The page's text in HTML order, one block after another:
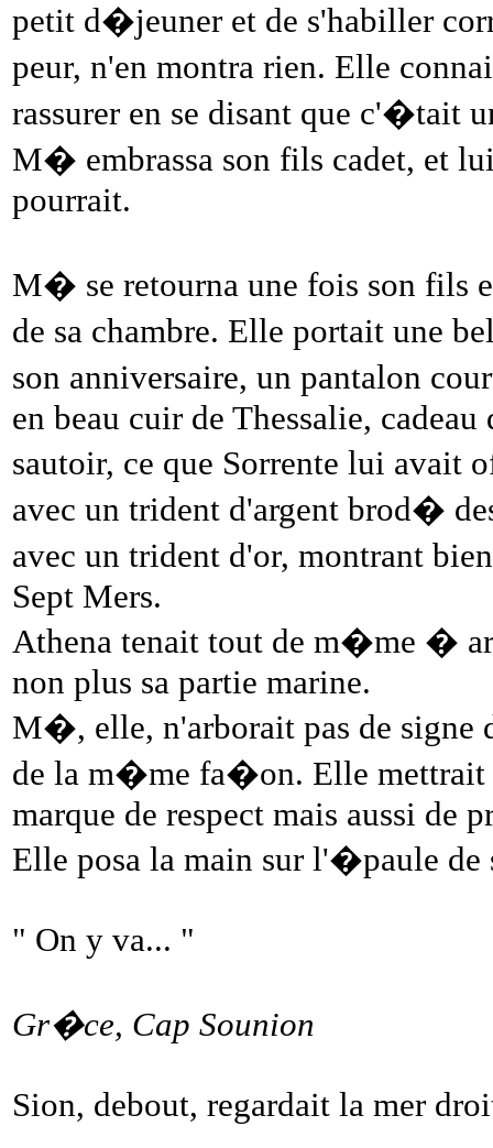
petit d�jeuner et de s'habiller
peur, n'en montra rien. Elle
rassurer en se disant que c'�tait
M� embrassa son fils cadet, et
pourrait.
M� se retourna une fois son fils
de sa chambre. Elle portait une
son anniversaire, un pantalon
en beau cuir de Thessalie,
sautoir, ce que Sorrente lui avait
avec un trident d'argent brod�
avec un trident d'or, montrant
Sept Mers.
Athena tenait tout de m�me �
non plus sa partie marine.
M�, elle, n'arborait pas de
de la m�me fa�on. Elle mettrait
marque de respect mais aussi de
Elle posa la main sur l'�paule
" On y va... "
Gr�ce, Cap Sounion
Sion, debout, regardait la mer